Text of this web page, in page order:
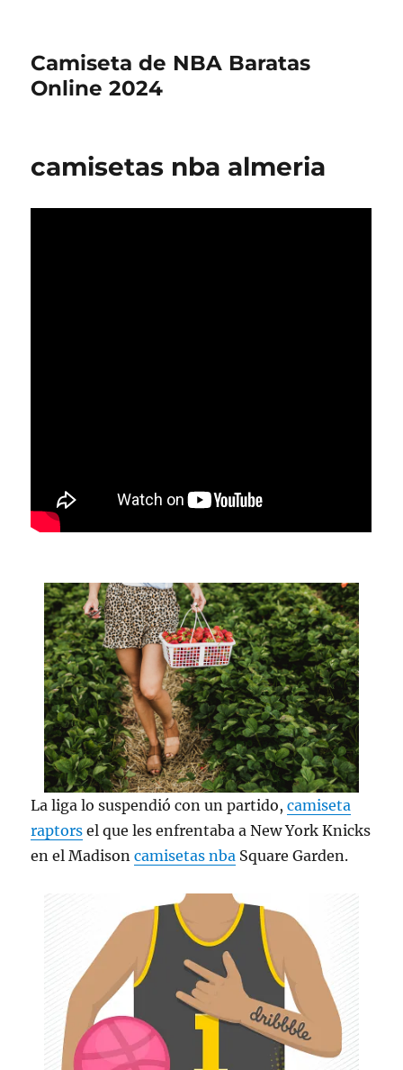
Camiseta de NBA Baratas
Online 2024
camisetas nba almeria
La liga lo suspendió con un partido,camiseta
raptors el que les enfrentaba a New York Knicks
en el Madisoncamisetas nba Square Garden.